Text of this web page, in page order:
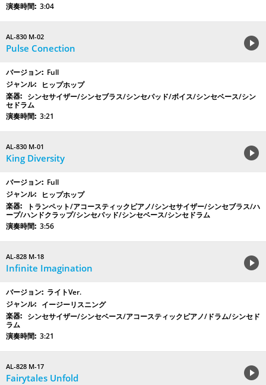
3:04
AL-830 M-02
Pulse Conection
Full
ヒップホップ
シンセサイザー/シンセブラス/シンセパッド/ボイス/シンセベース/シン
セドラム
3:21
AL-830 M-01
King Diversity
Full
ヒップホップ
トランペット/アコースティックピアノ/シンセサイザー/シンセブラス/ハ
ープ/ハンドクラップ/シンセパッド/シンセベース/シンセドラム
3:56
AL-828 M-18
Infinite Imagination
ライトVer.
イージーリスニング
シンセサイザー/シンセベース/アコースティックピアノ/ドラム/シンセド
ラム
3:21
AL-828 M-17
Fairytales Unfold